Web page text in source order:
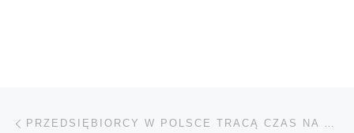
Nawigacja wpisu PRZEDSIĘBIORCY W POLSCE TRACĄ CZAS NA RUTYNOWYCH ZADANIACH